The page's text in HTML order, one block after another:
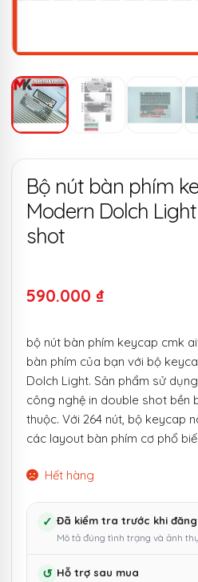
Bộ nút bàn phím
Modern Dolch
shot
590.000 ₫
bộ nút bàn phím keycap cmk
bàn phím của bạn với bộ
Dolch Light. Sản phẩm sử
công nghệ in double shot bền
thuộc. Với 264 nút, bộ keycap
các layout bàn phím cơ phổ
Hết hàng
✓ Đã kiểm tra trước khi
Mô tả đúng tình trạng và ảnh
↺ Hỗ trợ sau mua